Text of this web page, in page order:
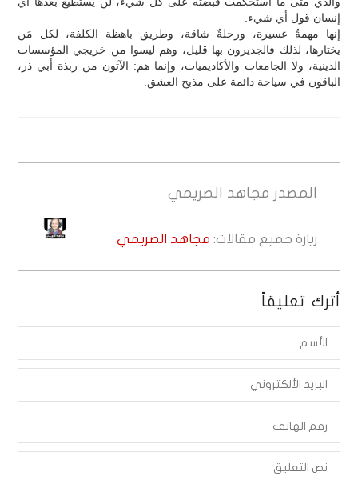
إنسان قول أي شيء.
إنها مهمةٌ عسيرة، ورحلةٌ شاقة، وطريق باهظة الكلفة، لكل مَن
يختارها، لذلك فالجديرون بها قليل، وهم ليسوا من خريجي المؤسسات
الدينية، ولا الجامعات والأكاديميات، وإنما هم: الآتون من ربذة أبي ذر،
الباقون في سياحة دائمة على مذبح العشق.
المصدر مجاهد الصريمي
زيارة جميع مقالات: مجاهد الصريمي
أترك تعليقاً